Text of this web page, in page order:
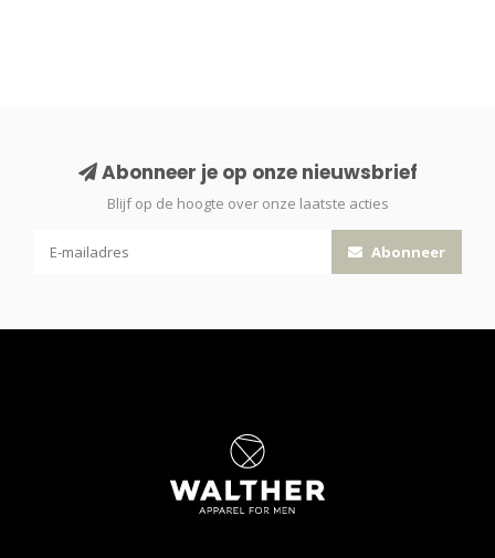
Abonneer je op onze nieuwsbrief
Blijf op de hoogte over onze laatste acties
Abonneer